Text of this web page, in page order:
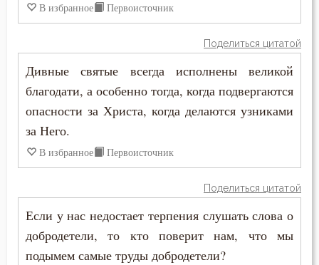
Оставление Богом
Отчаяние
Очищение
Падение
Печаль
Печаль по Богу
В избранное Первоисточник
Поделиться цитатой
Дивные святые всегда исполнены великой
благодати, а особенно тогда, когда подвергаются
опасности за Христа, когда делаются узниками
за Него.
В избранное Первоисточник
Поделиться цитатой
Если у нас недостает терпения слушать слова о
добродетели, то кто поверит нам, что мы
подымем самые труды добродетели?